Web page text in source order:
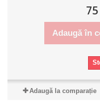
Adaugă în
Adaugă la comparație